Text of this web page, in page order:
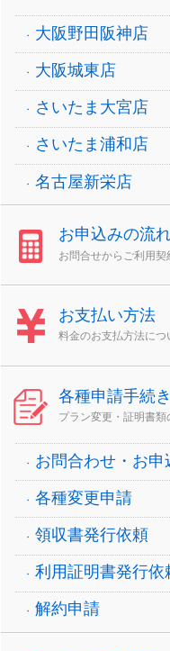
大阪野田阪神店
大阪城東店
さいたま大宮店
さいたま浦和店
名古屋新栄店
お申込みの流
お問合せからご利用契
お支払い方法
料金のお支払方法につ
各種申請手続き
プラン変更・証明書類
お問合わせ・お申
各種変更申請
領収書発行依頼
利用証明書発行依
解約申請